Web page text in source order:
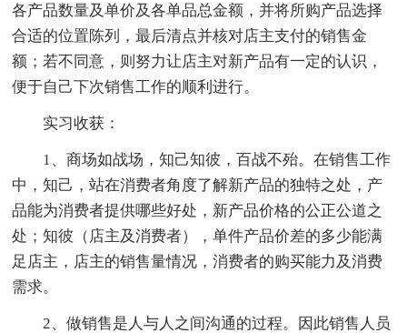
各产品数量及单价及各单品总金额，并将所购产品选择
合适的位置陈列，最后清点并核对店主支付的销售金
额；若不同意，则努力让店主对新产品有一定的认识，
便于自己下次销售工作的顺利进行。
实习收获：
1、商场如战场，知己知彼，百战不殆。在销售工作
中，知己，站在消费者角度了解新产品的独特之处，产
品能为消费者提供哪些好处，新产品价格的公正公道之
处；知彼（店主及消费者），单件产品价差的多少能满
足店主，店主的销售量情况，消费者的购买能力及消费
需求。
2、做销售是人与人之间沟通的过程。因此销售人员